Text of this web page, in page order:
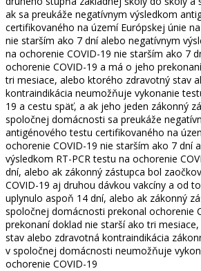
ak sa preukáže negatívnym výsledkom
certifikovaného na území Európskej únie
nie starším ako 7 dní alebo negatívnym
na ochorenie COVID-19 nie starším ako 7
ochorenie COVID-19 a má o jeho
tri mesiace, alebo ktorého zdravotný stav
kontraindikácia neumožňuje vykonanie
19 a cestu späť, a ak jeho jeden zákonný
spoločnej domácnosti sa preukáže
antigénového testu certifikovaného na
ochorenie COVID-19 nie starším ako 7 dní
výsledkom RT-PCR testu na ochorenie
dní, alebo ak zákonný zástupca bol
COVID-19 aj druhou dávkou vakcíny a od
uplynulo aspoň 14 dní, alebo ak zákonný
spoločnej domácnosti prekonal ochorenie
prekonaní doklad nie starší ako tri
stav alebo zdravotná kontraindikácia
v spoločnej domácnosti neumožňuje
ochorenie COVID-19